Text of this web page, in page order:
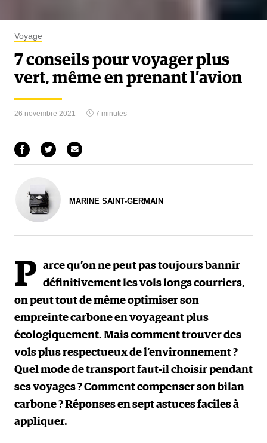
Voyage
7 conseils pour voyager plus
vert, même en prenant l’avion
26 novembre 2021 7 minutes
MARINE SAINT-GERMAIN
P arce qu’on ne peut pas toujours bannir
définitivement les vols longs courriers,
on peut tout de même optimiser son
empreinte carbone en voyageant plus
écologiquement. Mais comment trouver des
vols plus respectueux de l’environnement ?
Quel mode de transport faut-il choisir pendant
ses voyages ? Comment compenser son bilan
carbone ? Réponses en sept astuces faciles à
appliquer.